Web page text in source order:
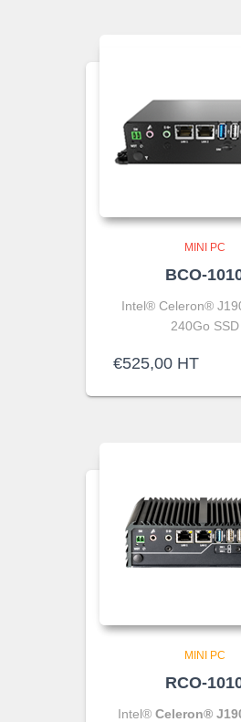
MINI PC
BCO-
Intel® Celeron®
240Go SSD
€525,00 HT
MINI PC
RCO-
Intel® Celeron®